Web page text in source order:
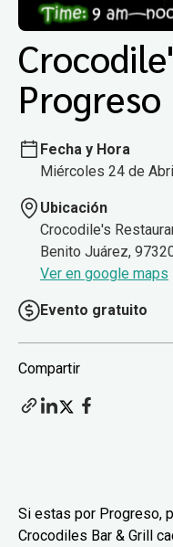
Progreso
Fecha y Hora
Miércoles 24 de
Ubicación
Crocodile's
Benito Juárez,
Ver en google maps
Evento gratuito
Compartir
Si estas por Progreso,
Crocodiles Bar & Grill